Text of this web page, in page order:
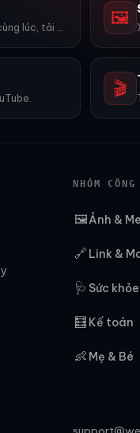
Tải nhiều ảnh, đổi kích thước và nén cùng lúc, tải về ZIP. 🖼️
🎬
NHÓM CÔNG
🖼️Ảnh &
🔗 Link &
🩺 Sức khỏe
🧮 Kế toán
👶 Mẹ & Bé